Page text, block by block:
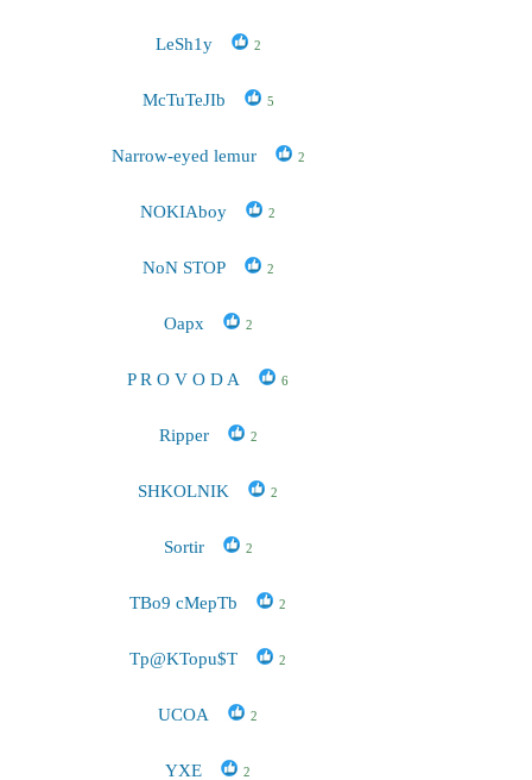
LeSh1y 2
McTuTeJIb 5
Narrow-eyed lemur 2
NOKIAboy 2
NoN STOP 2
Oapx 2
P R O V O D A 6
Ripper 2
SHKOLNIK 2
Sortir 2
TBo9 cMepTb 2
Tp@KTopu$T 2
UCOA 2
YXE 2